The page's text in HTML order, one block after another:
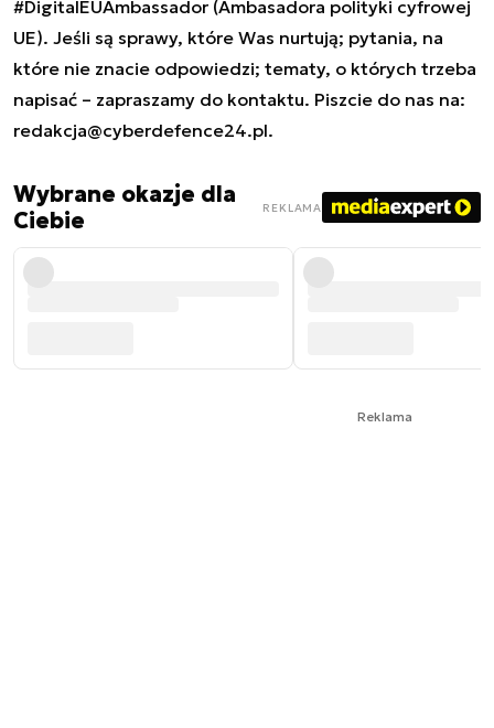
#DigitalEUAmbassador (Ambasadora polityki cyfrowej
UE). Jeśli są sprawy, które Was nurtują; pytania, na
które nie znacie odpowiedzi; tematy, o których trzeba
napisać – zapraszamy do kontaktu. Piszcie do nas na:
redakcja@cyberdefence24.pl.
Wybrane okazje dla
Ciebie
REKLAMA
Reklama